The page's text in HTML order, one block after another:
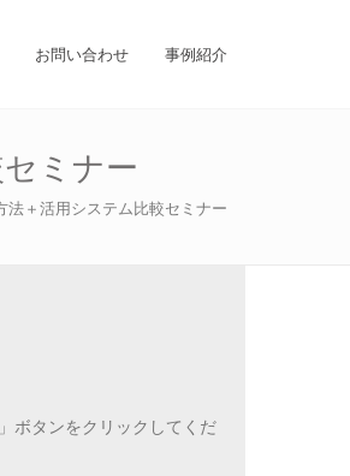
お問い合わせ 事例紹介
ミナー
法＋活用システム比較セミナー